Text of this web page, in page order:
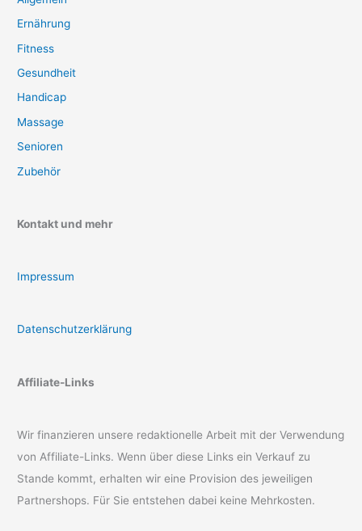
Ernährung
Fitness
Gesundheit
Handicap
Massage
Senioren
Zubehör
Kontakt und mehr
Impressum
Datenschutzerklärung
Affiliate-Links
Wir finanzieren unsere redaktionelle Arbeit mit der Verwendung
von Affiliate-Links. Wenn über diese Links ein Verkauf zu
Stande kommt, erhalten wir eine Provision des jeweiligen
Partnershops. Für Sie entstehen dabei keine Mehrkosten.